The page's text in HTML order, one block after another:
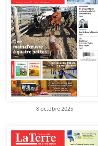
8 octobre 2025